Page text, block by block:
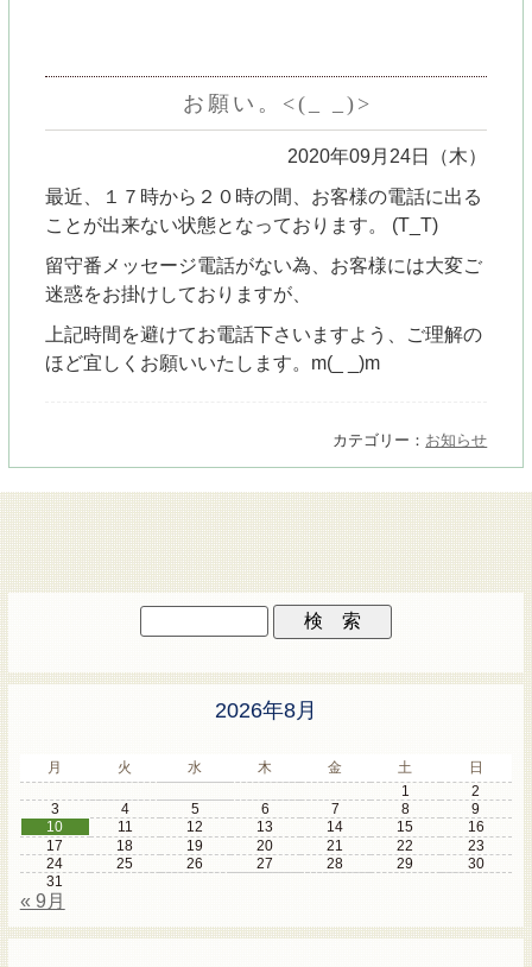
お願い。<(_ _)>
2020年09月24日（木）
最近、１７時から２０時の間、お客様の電話に出る
ことが出来ない状態となっております。 (T_T)
留守番メッセージ電話がない為、お客様には大変ご
迷惑をお掛けしておりますが、
上記時間を避けてお電話下さいますよう、ご理解の
ほど宜しくお願いいたします。m(_ _)m
カテゴリー： お知らせ
2026年8月
月 火 水 木 金 土
日
1
2
3
4 5 6 7 8
9
10
11 12 13 14 15
16
17
18 19 20 21 22
23
24
25 26 27 28 29
30
31
« 9月